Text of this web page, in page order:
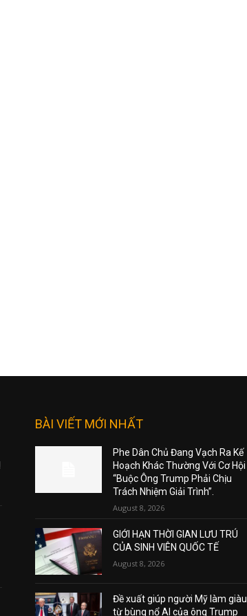
BÀI VIẾT MỚI NHẤT
Phe Dân Chủ Đang Vạch Ra Kế
Hoạch Khác Thường Với Cơ Hội
“Buộc Ông Trump Phải Chịu
Trách Nhiệm Giải Trình”.
August 8, 2026
GIỚI HẠN THỜI GIAN LƯU TRÚ
CỦA SINH VIÊN QUỐC TẾ
August 8, 2026
Đề xuất giúp người Mỹ làm giàu
từ bùng nổ AI của ông Trump